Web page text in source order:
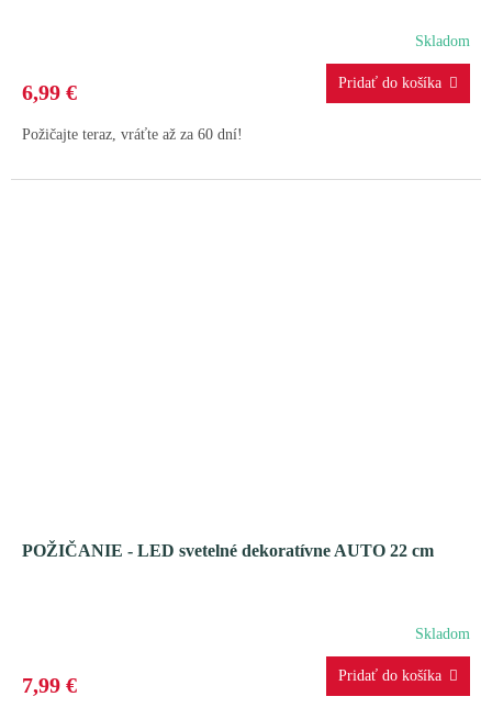
Skladom
6,99 €
Požičajte teraz, vráťte až za 60 dní!
POŽIČANIE - LED svetelné dekoratívne AUTO 22 cm
Skladom
7,99 €